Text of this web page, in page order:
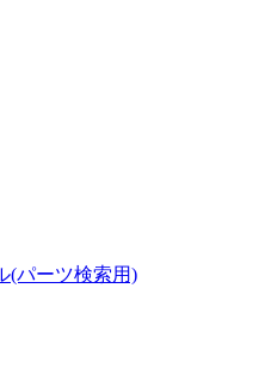
(パーツ検索用)